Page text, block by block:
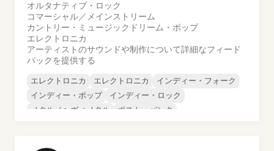
オルタナティブ・ロック
コマーシャル／メインストリーム
カントリー・ミュージック ドリーム・ポップ
エレクトロニカ
アーティストのサウンドや制作について詳細なフィード
バックを提供する
エレクトロニカ エレクトロニカ
インディー・フォーク
インディー・ポップ
インディー・ロック
メタル／ヘヴィメタル
ポスト・パンク